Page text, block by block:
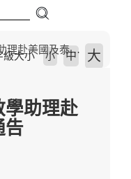
教育部遴薦華語教學助理赴美國及泰國任教通告
級大小 小 中 大
學助理赴
告